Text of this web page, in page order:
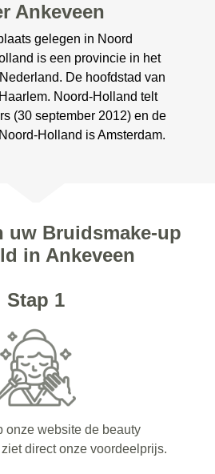
Ankeveen
gelegen in Noord
is een provincie in het
De hoofdstad van
Noord-Holland telt
(30 september 2012) en de
Holland is Amsterdam.
uw Bruidsmake-up
in Ankeveen
Stap 1
onze website de beauty
direct onze voordeelprijs.